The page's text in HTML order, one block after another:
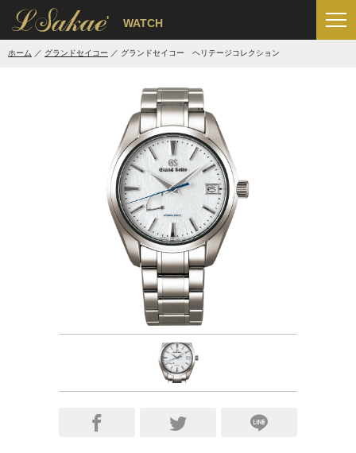
' WATCH
ホーム グランドセイコー グランドセイコー ヘリテージコレクション